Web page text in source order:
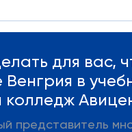
для вас,
Венгрия в
представитель